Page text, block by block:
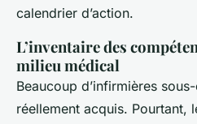
calendrier d’action.
L’inventaire des
milieu médical
Beaucoup d’infirmières
réellement acquis. Pourtant,